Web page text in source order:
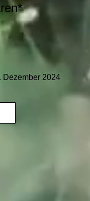
Dezember 2024